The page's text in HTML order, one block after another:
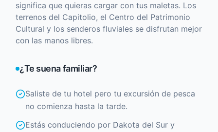
significa que quieras cargar con tus maletas. Los
terrenos del Capitolio, el Centro del Patrimonio
Cultural y los senderos fluviales se disfrutan mejor
con las manos libres.
¿Te suena familiar?
Saliste de tu hotel pero tu excursión de pesca
no comienza hasta la tarde.
Estás conduciendo por Dakota del Sur y